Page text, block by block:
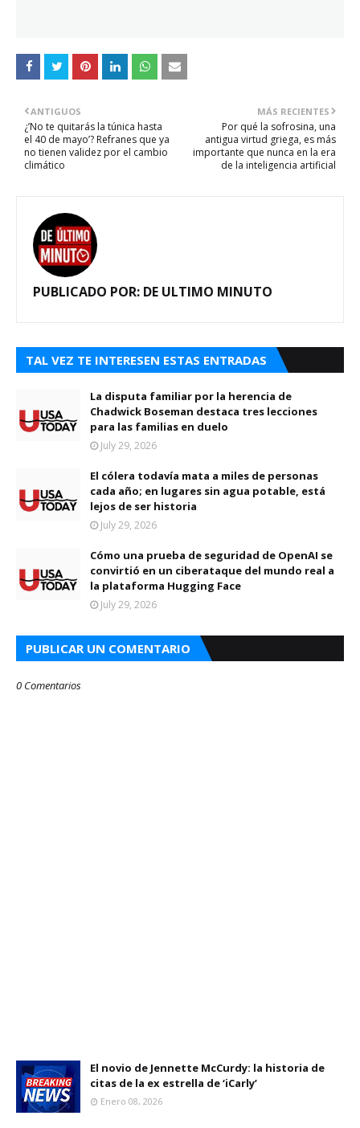
MÁS RECIENTES
Por qué la sofrosina, una
antigua virtud griega, es más
importante que nunca en la era
de la inteligencia artificial
ANTIGUOS
¿’No te quitarás la túnica hasta
el 40 de mayo’? Refranes que ya
no tienen validez por el cambio
climático
PUBLICADO POR: DE ULTIMO MINUTO
TAL VEZ TE INTERESEN ESTAS ENTRADAS
La disputa familiar por la herencia de
Chadwick Boseman destaca tres lecciones
para las familias en duelo
July 29, 2026
El cólera todavía mata a miles de personas
cada año; en lugares sin agua potable, está
lejos de ser historia
July 29, 2026
Cómo una prueba de seguridad de OpenAI se
convirtió en un ciberataque del mundo real a
la plataforma Hugging Face
July 29, 2026
PUBLICAR UN COMENTARIO
0 Comentarios
El novio de Jennette McCurdy: la historia de
citas de la ex estrella de ‘iCarly’
Enero 08, 2026